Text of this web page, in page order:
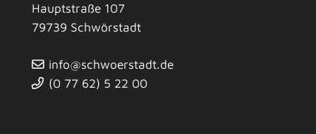
Hauptstraße 107
79739 Schwörstadt
info@schwoerstadt.de
(0 77 62) 5 22 00